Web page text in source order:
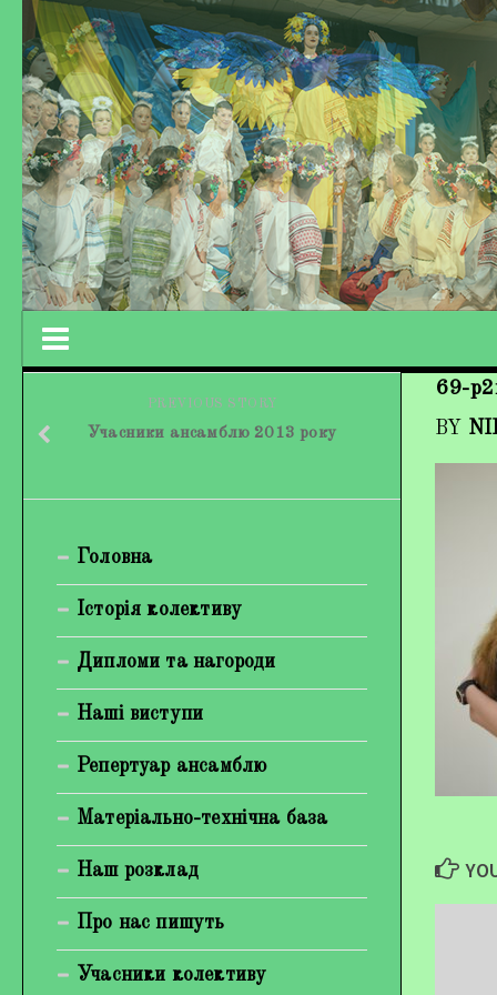
Кохно Вікторія Вікторівна
Гірієнко Ірина Михайлівна
Галерея
Відеогалерея
Фотогалерея
69-
BY
PREVIOUS STORY
Учасники ансамблю 2013 року
Головна
Історія колективу
Дипломи та нагороди
Наші виступи
Репертуар ансамблю
Матеріально-технічна база
Наш розклад
Про нас пишуть
Учасники колективу